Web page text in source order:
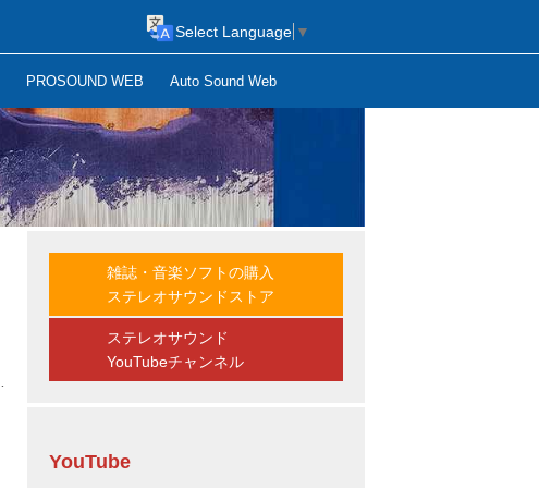
PROSOUND WEB Auto Sound Web
Select Language ▼
雑誌・音楽ソフトの購入
ステレオサウンドストア
ステレオサウンド
YouTubeチャンネル
YouTube